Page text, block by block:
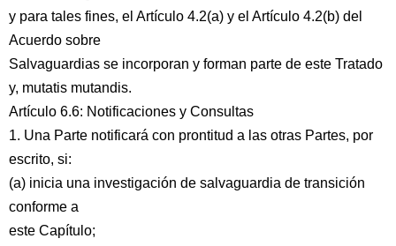
y para tales fines, el Artículo 4.2(a) y el Artículo 4.2(b) del
Acuerdo sobre
Salvaguardias se incorporan y forman parte de este Tratado
y, mutatis mutandis.
Artículo 6.6: Notificaciones y Consultas
1. Una Parte notificará con prontitud a las otras Partes, por
escrito, si:
(a) inicia una investigación de salvaguardia de transición
conforme a
este Capítulo;